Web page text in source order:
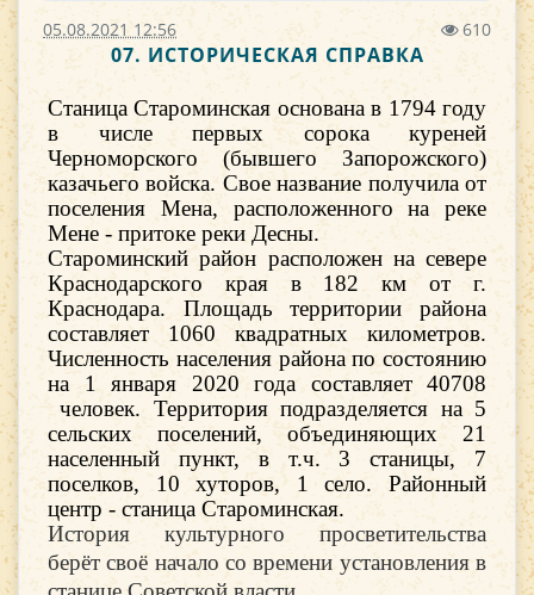
05.08.2021 12:56 610
07. ИСТОРИЧЕСКАЯ СПРАВКА
Станица Староминская основана в 1794 году
в числе первых сорока куреней
Черноморского (быв­шего Запорожского)
казачьего войска. Свое назва­ние получила от
поселения Мена, расположенного на реке
Мене - притоке реки Десны.
Староминский район расположен на севере
Краснодарского края в 182 км от г.
Краснодара. Площадь территории района
составляет 1060 квадратных километров.
Численность населения района по состоянию
на 1 января 2020 года составляет 40708
человек. Территория подразделяется на 5
сельских поселений, объединяющих 21
населенный пункт, в т.ч. 3 станицы, 7
поселков, 10 хуторов, 1 село. Районный
центр - станица Староминская.
История культурного просветительства
берёт своё начало со времени установления в